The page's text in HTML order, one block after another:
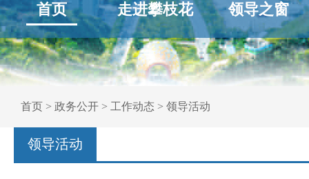
首页 走进攀枝花 领导之窗
首页 > 政务公开 > 工作动态 > 领导活动
领导活动